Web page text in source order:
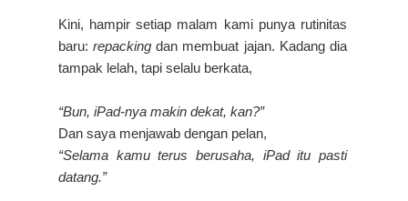
Kini, hampir setiap malam kami punya rutinitas
baru:repackingdan membuat jajan. Kadang dia
tampak lelah, tapi selalu berkata,
“Bun, iPad-nya makin dekat, kan?”
Dan saya menjawab dengan pelan,
“Selama kamu terus berusaha, iPad itu pasti
datang.”